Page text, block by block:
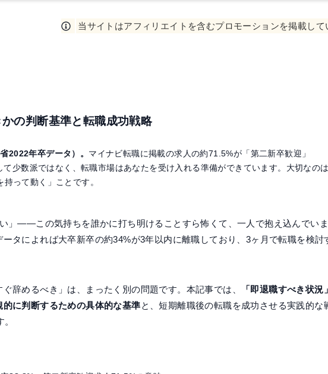
当サイトはアフィリエイトを含むプロモーションを掲載して
の判断基準と転職成功戦略
2022年卒データ）。 マイナビ転職に掲載の求人の約71.5%が「第二新卒歓迎」
て少数派ではなく、転職市場はあなたを受け入れる準備ができています。大切なのは
って動く」ことです。
」——この気持ちを誰かに打ち明けることすら怖くて、一人で抱え込んでい
タによれば大卒新卒の約34%が3年以内に離職しており、3ヶ月で転職を検討
辞めるべき」は、まったく別の問題です。本記事では、
「即退職すべき状況
的に判断するための具体的な基準と、短期離職後の転職を成功させる実践的な